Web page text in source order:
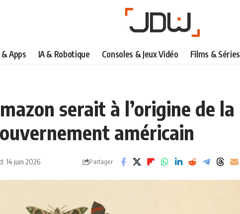
Apps IA & Robotique Consoles & Jeux Vidéo Films & Séries
serait à l’origine de la
américain
14 juin 2026 Partager